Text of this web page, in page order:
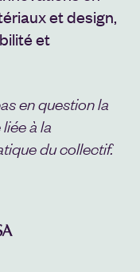
et design,
et
en question la
à la
du collectif.